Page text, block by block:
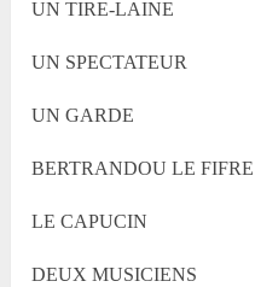
UN TIRE-LAINE
UN SPECTATEUR
UN GARDE
BERTRANDOU LE FIFRE
LE CAPUCIN
DEUX MUSICIENS